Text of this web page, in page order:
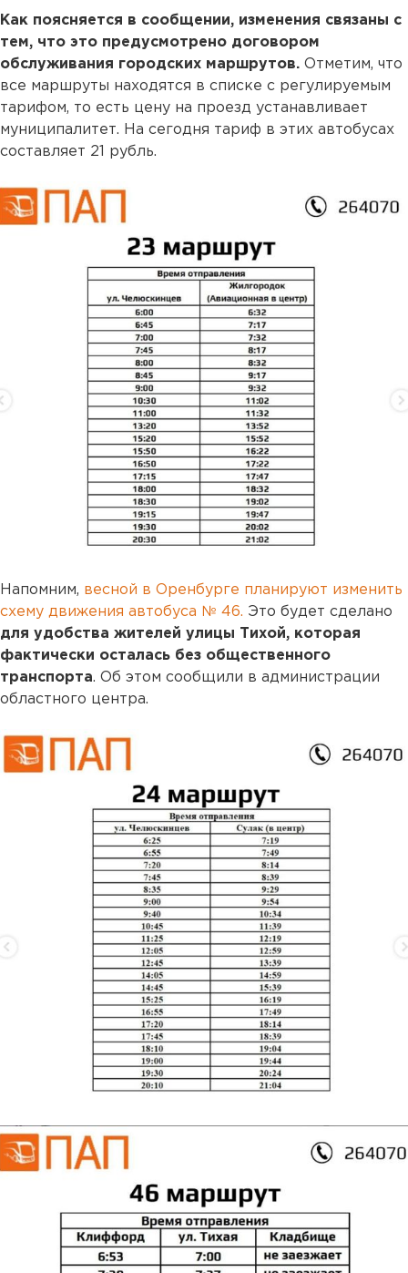
Как поясняется в сообщении, изменения связаны с
тем, что это предусмотрено договором
обслуживания городских маршрутов. Отметим, что
все маршруты находятся в списке с регулируемым
тарифом, то есть цену на проезд устанавливает
муниципалитет. На сегодня тариф в этих автобусах
составляет 21 рубль.
Напомним, весной в Оренбурге планируют изменить
схему движения автобуса № 46. Это будет сделано
для удобства жителей улицы Тихой, которая
фактически осталась без общественного
транспорта. Об этом сообщили в администрации
областного центра.